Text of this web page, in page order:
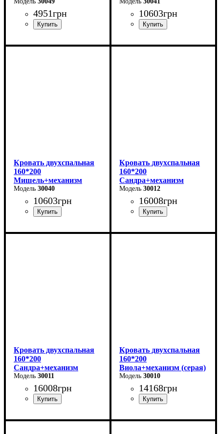
4951грн
Ширина-203,2 см
10603грн
Ширина: 166 см
Кровать двухспальная
160*200
Мишель+механизм
(серая)30040
10603грн
Ширина: 166 см
Кровать двухспальная
160*200
Сандра+механизм
(серая)30012
16008грн
Ширина: 170 см
Кровать двухспальная
160*200
Сандра+механизм
(бежевая)
30011
16008грн
Ширина: 170 см
Кровать двухспальная
160*200
Виола+механизм (серая)
30010
14168грн
Ширина: 170 см